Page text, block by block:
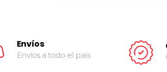
Envíos
Envíos a todo el país